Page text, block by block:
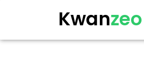
Kwanzeo